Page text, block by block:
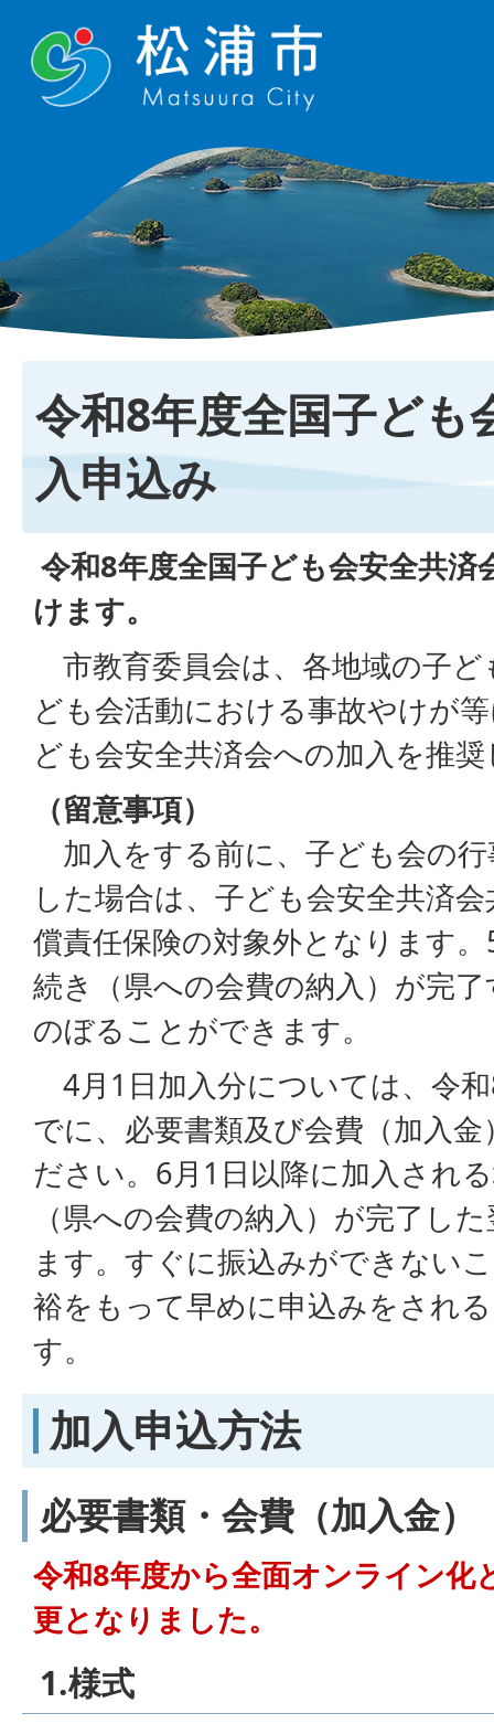
令和8年度全国子ども
入申込み
令和8年度全国子ども会安全共済
けます。
市教育委員会は、各地域の子
ども会活動における事故やけが
ども会安全共済会への加入を推
（留意事項）
加入をする前に、子ども会の
した場合は、子ども会安全共済
償責任保険の対象外となります
続き（県への会費の納入）が完
のぼることができます。
4月1日加入分については、令
でに、必要書類及び会費（加入
ださい。6月1日以降に加入され
（県への会費の納入）が完了し
ます。すぐに振込みができない
裕をもって早めに申込みをされ
す。
加入申込方法
必要書類・会費（加入金）
令和8年度から全面オンライン化
更となりました。
1.様式